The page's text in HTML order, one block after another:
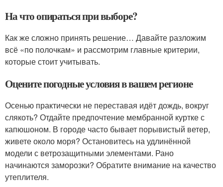
На что опираться при выборе?
Как же сложно принять решение… Давайте разложим
всё «по полочкам» и рассмотрим главные критерии,
которые стоит учитывать.
Оцените погодные условия в вашем регионе
Осенью практически не переставая идёт дождь, вокруг
слякоть? Отдайте предпочтение мембранной куртке с
капюшоном. В городе часто бывает порывистый ветер,
живете около моря? Остановитесь на удлинённой
модели с ветрозащитными элементами. Рано
начинаются заморозки? Обратите внимание на качество
утеплителя.